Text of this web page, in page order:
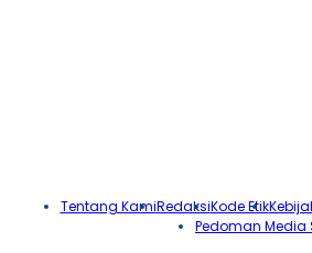
Tentang KamiRedaksiKode Etik
Pedoman Media